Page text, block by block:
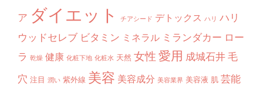
ア ダイエット チアシード デトックス ハリ ハリ
ウッドセレブ ビタミン ミネラル ミランダカー ロー
ラ 乾燥 健康 化粧下地 化粧水 天然 女性愛用 成城石井毛
穴 注目 潤い 紫外線 美容 美容成分 美容業界 美容液 肌 芸能